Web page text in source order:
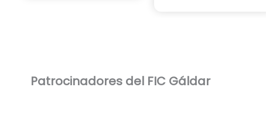
Patrocinadores del FIC Gáldar​